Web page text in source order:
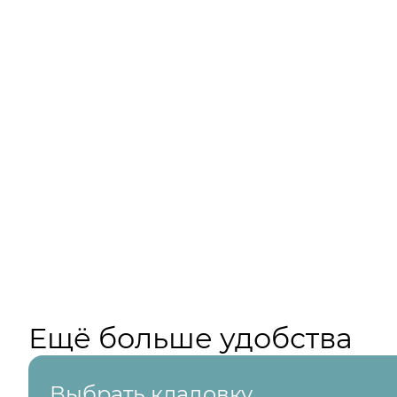
Ещё больше удобства